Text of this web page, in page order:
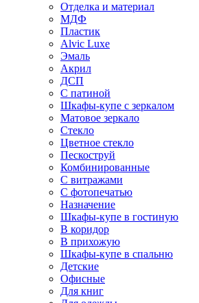
Отделка и материал
МДФ
Пластик
Alvic Luxe
Эмаль
Акрил
ДСП
С патиной
Шкафы-купе с зеркалом
Матовое зеркало
Стекло
Цветное стекло
Пескоструй
Комбинированные
С витражами
С фотопечатью
Назначение
Шкафы-купе в гостиную
В коридор
В прихожую
Шкафы-купе в спальню
Детские
Офисные
Для книг